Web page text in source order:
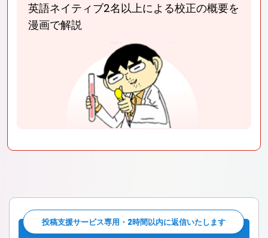
英語ネイティブ2名以上による校正の概要を
漫画で解説
投稿支援サービス専用・2時間以内に返信いたします